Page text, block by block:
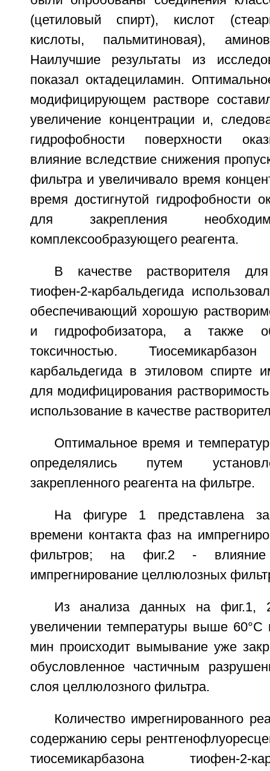
(цетиловый спирт), кислот
кислоты, пальмитиновая),
Наилучшие результаты из
показал октадециламин.
модифицирующем растворе
увеличение концентрации и,
гидрофобности поверхности
влияние вследствие снижения
фильтра и увеличивало время
время достигнутой гидрофобности
для закрепления
комплексообразующего реагента.
В качестве растворителя для
тиофен-2-карбальдегида
обеспечивающий хорошую
и гидрофобизатора, а также
токсичностью.
карбальдегида в этиловом спирте
для модифицирования
использование в качестве
Оптимальное время и
определялись путем
закрепленного реагента на фильтре.
На фигуре 1 представлена
времени контакта фаз на
фильтров; на фиг.2 - влияние
импрегнирование целлюлозных
Из анализа данных на фиг.1,
увеличении температуры выше
мин происходит вымывание уже
обусловленное частичным
слоя целлюлозного фильтра.
Количество имрегнированного
содержанию серы
тиосемикарбазона тиофен-2-